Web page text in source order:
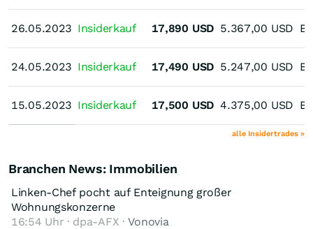
26.05.2023
24.05.2023
15.05.2023
26.05.2023 Insiderkauf 17,890 USD 5.367,00 USD
24.05.2023 Insiderkauf 17,490 USD 5.247,00 USD
15.05.2023 Insiderkauf 17,500 USD 4.375,00 USD
alle Insidertrades »
Branchen News: Immobilien
Linken-Chef pocht auf Enteignung großer
Wohnungskonzerne
16:54 Uhr · dpa-AFX ·Vonovia